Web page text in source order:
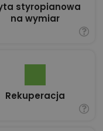
styropianowa
na wymiar
Rekuperacja